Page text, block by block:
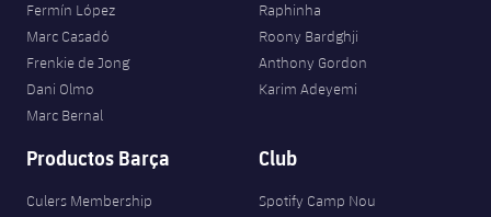
Fermín López
Marc Casadó
Frenkie de Jong
Dani Olmo
Marc Bernal
Raphinha
Roony Bardghji
Anthony Gordon
Karim Adeyemi
Productos Barça
Culers Membership
Club
Spotify Camp Nou